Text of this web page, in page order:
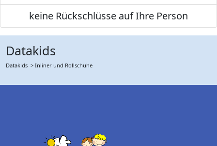
keine Rückschlüsse auf Ihre Person
Datakids
Datakids > Inliner und Rollschuhe